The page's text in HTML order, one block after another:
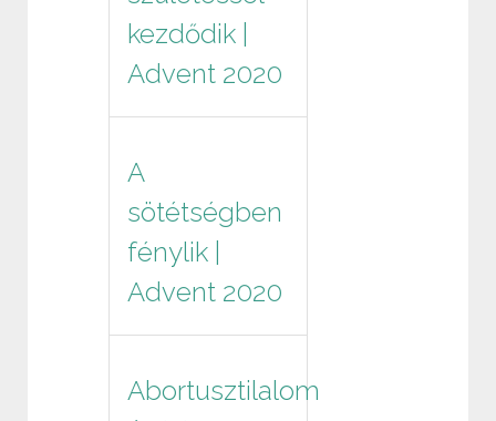
kezdődik |
Advent 2020
A
sötétségben
fénylik |
Advent 2020
Abortusztilalom